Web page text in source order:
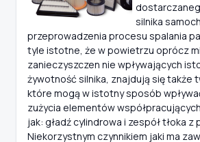
silnika
przeprowadzenia procesu spalania
tyle istotne, że w powietrzu oprócz
zanieczyszczen nie wpływających
żywotność silnika, znajdują się także
które mogą w istotny sposób
zużycia elementów
jak: gładź cylindrowa i zespół tłoka z
Niekorzystnym czynnikiem jaki ma